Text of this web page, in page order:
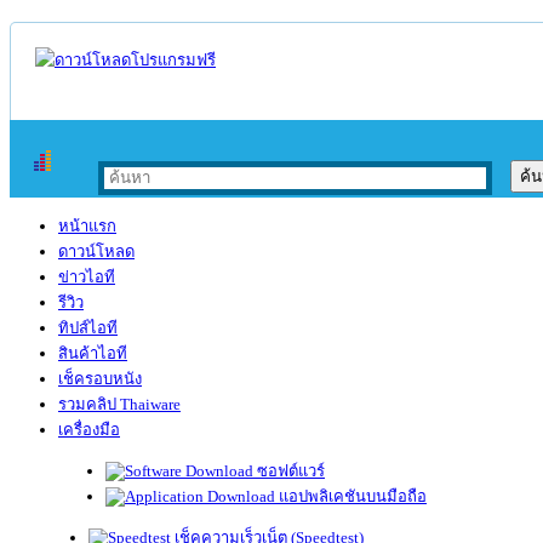
หน้าแรก
ดาวน์โหลด
ข่าวไอที
รีวิว
ทิปส์ไอที
สินค้าไอที
เช็ครอบหนัง
รวมคลิป Thaiware
เครื่องมือ
ซอฟต์แวร์
แอปพลิเคชันบนมือถือ
เช็คความเร็วเน็ต (Speedtest)